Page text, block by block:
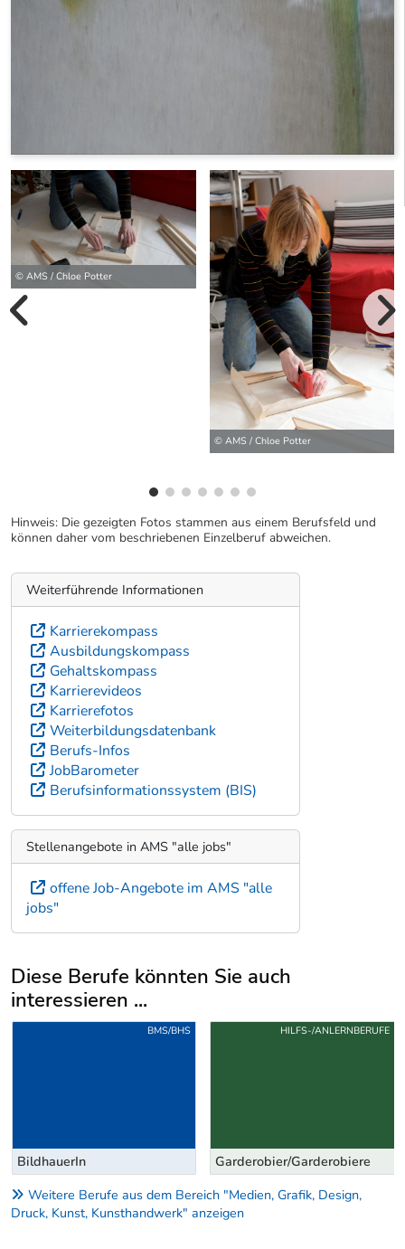
© AMS / Chloe Potter
© AMS / Chloe Potter
Hinweis: Die gezeigten Fotos stammen aus einem Berufsfeld und
können daher vom beschriebenen Einzelberuf abweichen.
Weiterführende Informationen
Karrierekompass
Ausbildungskompass
Gehaltskompass
Karrierevideos
Karrierefotos
Weiterbildungsdatenbank
Berufs-Infos
JobBarometer
Berufsinformationssystem (BIS)
Stellenangebote in AMS "alle jobs"
offene Job-Angebote im AMS "alle
jobs"
Diese Berufe könnten Sie auch
interessieren ...
Uber weitere Berufsvorschläge
BildhauerIn
BMS/BHS
Garderobier/Garderobiere
HILFS-/ANLERNBERUFE
Weitere Berufe aus dem Bereich "Medien, Grafik, Design,
Druck, Kunst, Kunsthandwerk" anzeigen